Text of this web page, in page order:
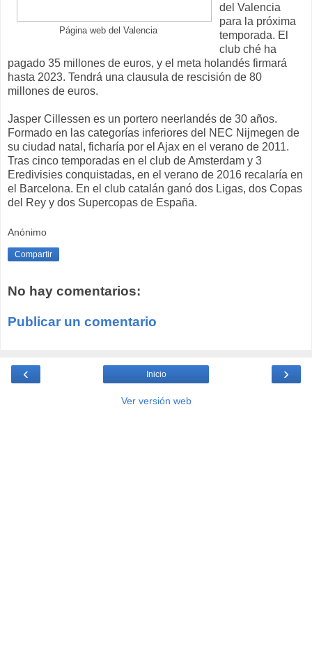
Página web del Valencia
del Valencia
para la próxima
temporada. El
club ché ha
pagado 35 millones de euros, y el meta holandés firmará
hasta 2023. Tendrá una clausula de rescisión de 80
millones de euros.
Jasper Cillessen es un portero neerlandés de 30 años.
Formado en las categorías inferiores del NEC Nijmegen de
su ciudad natal, ficharía por el Ajax en el verano de 2011.
Tras cinco temporadas en el club de Amsterdam y 3
Eredivisies conquistadas, en el verano de 2016 recalaría en
el Barcelona. En el club catalán ganó dos Ligas, dos Copas
del Rey y dos Supercopas de España.
Anónimo
Compartir
No hay comentarios:
Publicar un comentario
‹ ›
Inicio
Ver versión web